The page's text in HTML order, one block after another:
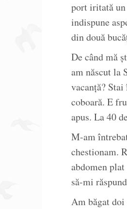
port iritată un
indispune
din două
De când mă
am născut la
vacanță?
coboară. E
apus. La 40
M-am
chestionam.
abdomen
să-mi
Am băgat